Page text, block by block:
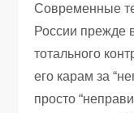
Современные
России прежде
тотального
его карам за
просто